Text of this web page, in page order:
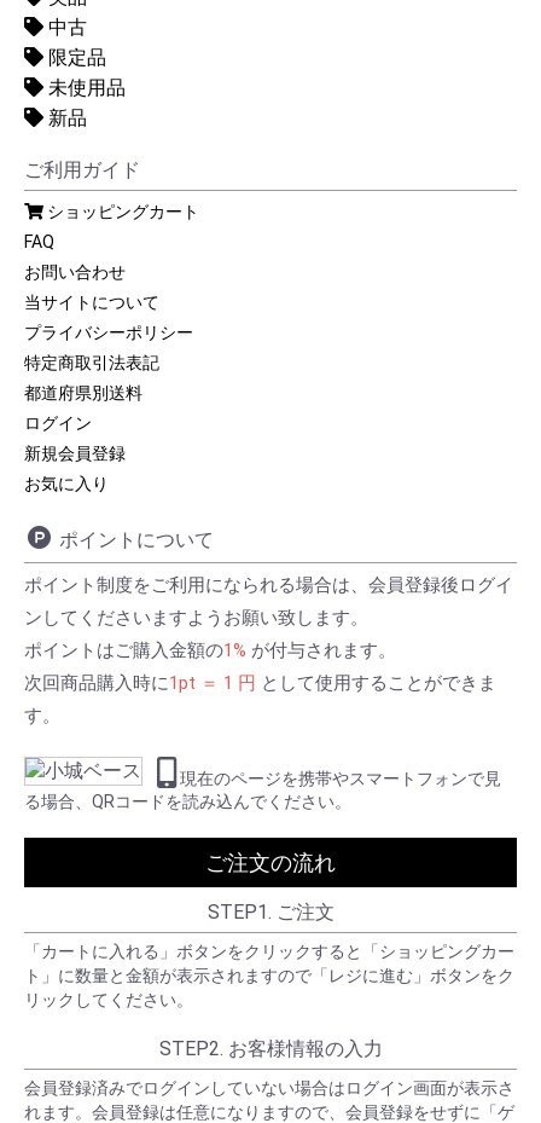
中古
限定品
未使用品
新品
ご利用ガイド
ショッピングカート
FAQ
お問い合わせ
当サイトについて
プライバシーポリシー
特定商取引法表記
都道府県別送料
ログイン
新規会員登録
お気に入り
ポイントについて
ポイント制度をご利用になられる場合は、会員登録後ログイ
ンしてくださいますようお願い致します。
ポイントはご購入金額の1% が付与されます。
次回商品購入時に1pt ＝ 1 円 として使用することができま
す。
現在のページを携帯やスマートフォンで見
る場合、QRコードを読み込んでください。
ご注文の流れ
STEP1. ご注文
「カートに入れる」ボタンをクリックすると「ショッピングカー
ト」に数量と金額が表示されますので「レジに進む」ボタンをク
リックしてください。
STEP2. お客様情報の入力
会員登録済みでログインしていない場合はログイン画面が表示さ
れます。会員登録は任意になりますので、会員登録をせずに「ゲ